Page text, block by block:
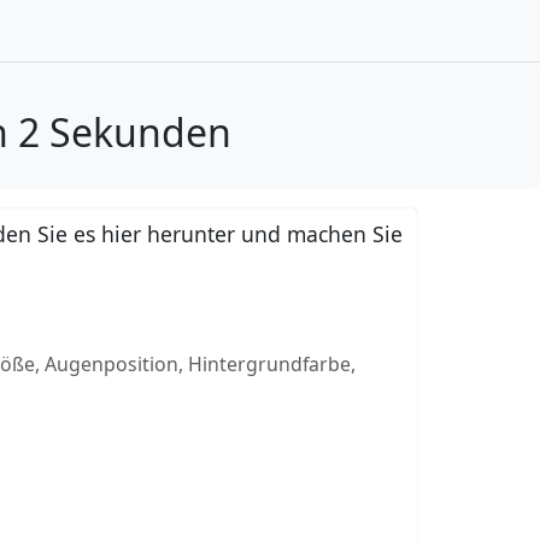
Sekunden
Sie es hier herunter und machen Sie
Augenposition, Hintergrundfarbe,